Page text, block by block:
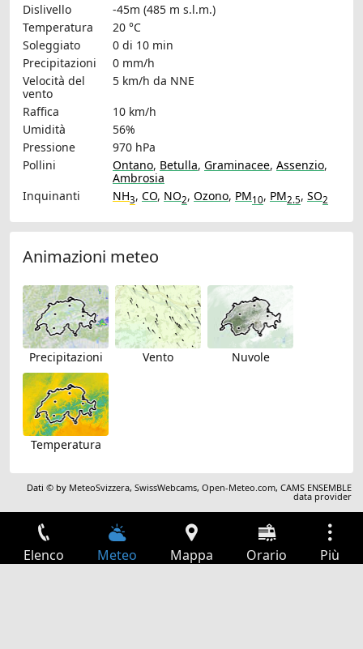
Dislivello
-45m (485 m s.l.m.)
Temperatura
20 °C
Soleggiato
0 di 10 min
Precipitazioni
0 mm/h
Velocità del
vento
5 km/h da NNE
Raffica
10 km/h
Umidità
56%
Pressione
970 hPa
Pollini
Ontano, Betulla, Graminacee, Assenzio,
Ambrosia
Inquinanti
NH3, CO, NO2, Ozono, PM10, PM2.5, SO2
Animazioni meteo
Precipitazioni Vento Nuvole
Temperatura
Dati © by MeteoSvizzera,SwissWebcams,Open-Meteo.com,CAMS ENSEMBLE
data provider
Elenco Meteo Mappa Orario Più